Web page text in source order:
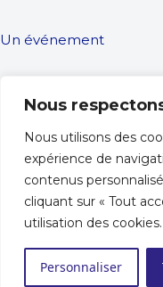
Nous
Nous utilisons des
expérience de
contenus
cliquant sur « Tout
utilisation des cookies.
Personnaliser
Un événement